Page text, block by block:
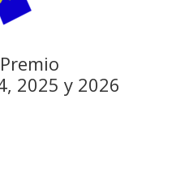
2025 y 2026